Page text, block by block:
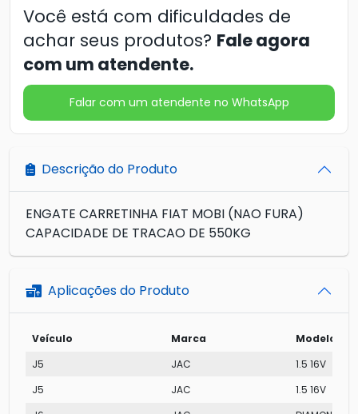
Você está com dificuldades de
achar seus produtos? Fale agora
com um atendente.
Falar com um atendente no WhatsApp
Descrição do Produto
ENGATE CARRETINHA FIAT MOBI (NAO FURA)
CAPACIDADE DE TRACAO DE 550KG
Aplicações do Produto
Veículo Marca
Modelo
J5
JAC
1.5 16V
J5
JAC
1.5 16V